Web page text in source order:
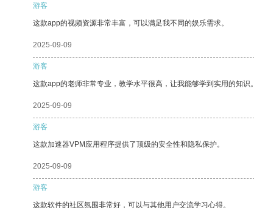
游客
这款app的视频资源非常丰富，可以满足我不同的娱乐需求。
2025-09-09
游客
这款app的老师非常专业，教学水平很高，让我能够学到实用的知识。
2025-09-09
游客
这款加速器VPM应用程序提供了顶级的安全性和隐私保护。
2025-09-09
游客
这款软件的社区氛围非常好，可以与其他用户交流学习心得。